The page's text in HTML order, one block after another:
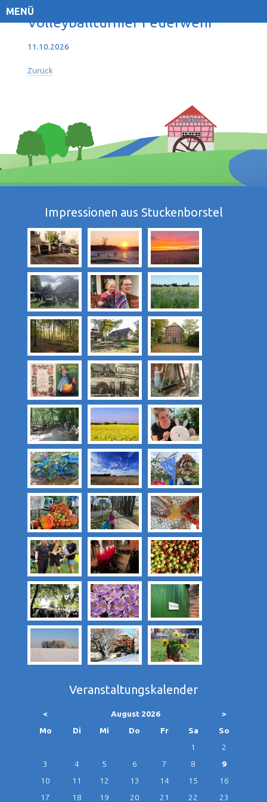
MENÜ
Volleyballturnier Feuerwehr
11.10.2026
Zurück
Impressionen aus Stuckenborstel
Veranstaltungskalender
< August 2026
>
Montag Di enstag
Mi ttwoch
Do nnerstag
Freitag SamstagSonntag
1
2
3
4 5 6 7 8
9
10
11 12 13 14 15
16
17
18 19 20 21 22 23